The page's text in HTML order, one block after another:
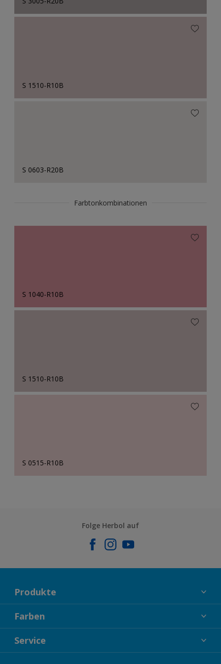
S 1510-R10B
S 0603-R20B
Farbtonkombinationen
S 1040-R10B
S 1510-R10B
S 0515-R10B
Folge Herbol auf
Produkte
FASSADENFARBEN
INNENFARBEN
LACKE
Farben
KOLLEKTIONEN
FARBTRENDS
Service